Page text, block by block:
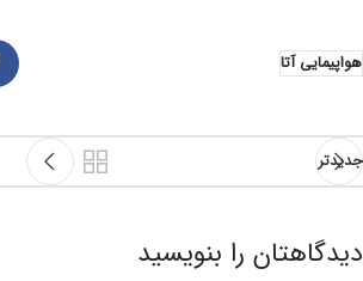
هواپیمایی آتا
جدیدتر
دیدگاهتان را بنویسید